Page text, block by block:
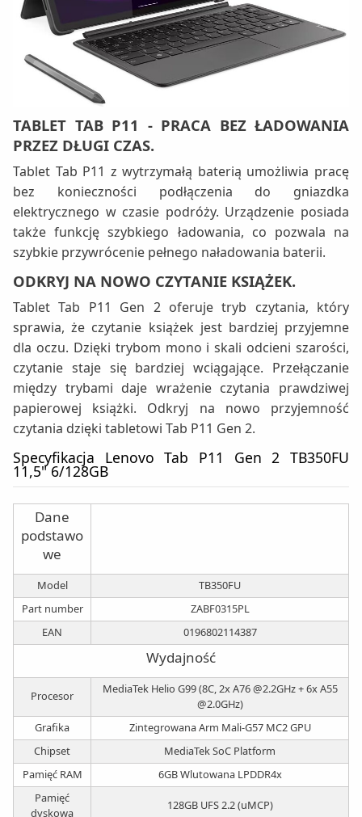
TABLET TAB P11 - PRACA BEZ ŁADOWANIA
PRZEZ DŁUGI CZAS.
Tablet Tab P11 z wytrzymałą baterią umożliwia pracę
bez konieczności podłączenia do gniazdka
elektrycznego w czasie podróży. Urządzenie posiada
także funkcję szybkiego ładowania, co pozwala na
szybkie przywrócenie pełnego naładowania baterii.
ODKRYJ NA NOWO CZYTANIE KSIĄŻEK.
Tablet Tab P11 Gen 2 oferuje tryb czytania, który
sprawia, że czytanie książek jest bardziej przyjemne
dla oczu. Dzięki trybom mono i skali odcieni szarości,
czytanie staje się bardziej wciągające. Przełączanie
między trybami daje wrażenie czytania prawdziwej
papierowej książki. Odkryj na nowo przyjemność
czytania dzięki tabletowi Tab P11 Gen 2.
Specyfikacja Lenovo Tab P11 Gen 2 TB350FU
11,5" 6/128GB
Dane
podstawo
we
Model
TB350FU
Part number
ZABF0315PL
EAN
0196802114387
Wydajność
Procesor
MediaTek Helio G99 (8C, 2x A76 @2.2GHz + 6x A55
@2.0GHz)
Grafika
Zintegrowana Arm Mali-G57 MC2 GPU
Chipset
MediaTek SoC Platform
Pamięć RAM
6GB Wlutowana LPDDR4x
Pamięć
dyskowa
128GB UFS 2.2 (uMCP)